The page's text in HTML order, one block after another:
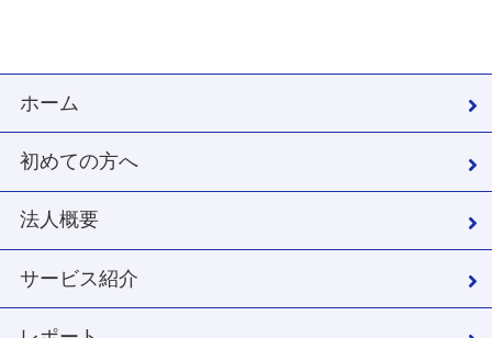
ホーム
初めての方へ
法人概要
サービス紹介